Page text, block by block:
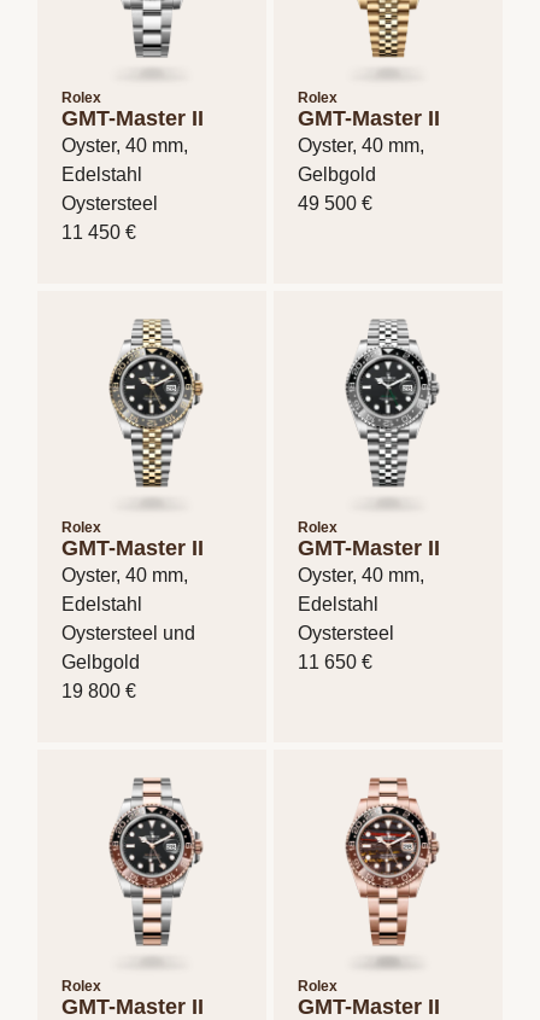
Rolex
GMT-Master II
Oyster, 40 mm,
Edelstahl
Oystersteel
11 450 €
Rolex
GMT-Master II
Oyster, 40 mm,
Gelbgold
49 500 €
Rolex
GMT-Master II
Oyster, 40 mm,
Edelstahl
Oystersteel und
Gelbgold
19 800 €
Rolex
GMT-Master II
Oyster, 40 mm,
Edelstahl
Oystersteel
11 650 €
Rolex
GMT-Master II
Rolex
GMT-Master II